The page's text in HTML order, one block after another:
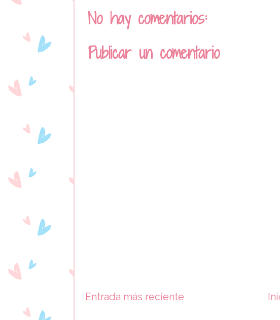
No hay comentarios:
Publicar un comentario
Entrada más reciente